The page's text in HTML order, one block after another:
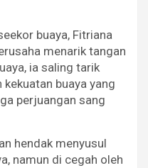
buaya, Fitriana
menarik tangan
ia saling tarik
buaya yang
perjuangan sang
hendak menyusul
namun di cegah oleh